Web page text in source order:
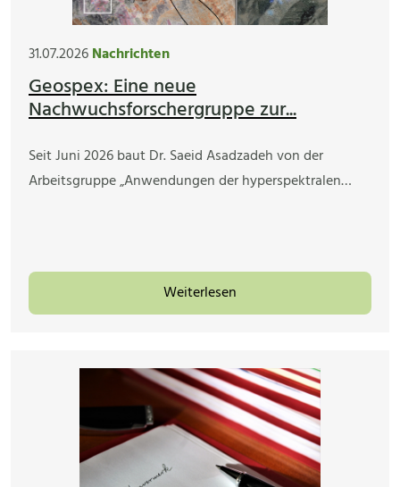
31.07.2026Nachrichten
Geospex: Eine neue
Nachwuchsforschergruppe zur...
Seit Juni 2026 baut Dr. Saeid Asadzadeh von der
Arbeitsgruppe „Anwendungen der hyperspektralen…
Weiterlesen